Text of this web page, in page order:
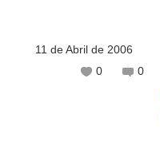
11 de Abril de 2006
0
0